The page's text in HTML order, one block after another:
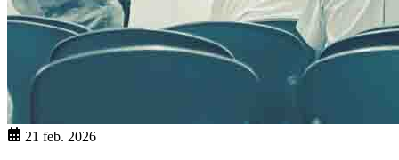
21 feb. 2026